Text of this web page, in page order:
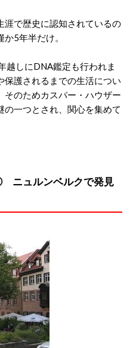
涯で歴史に認知されているの
5年半だけ。
越しにDNA鑑定も行われま
保護されるまでの生活につい
そのためカスパー・ハウザー
一つとされ、関心を集めて
ニュルンベルクで発見